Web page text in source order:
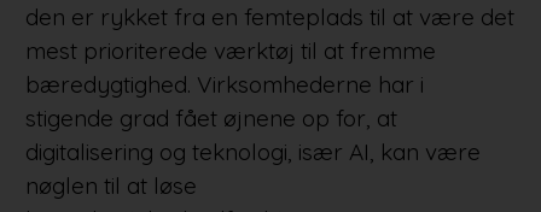
den er rykket fra en femteplads til at være det
mest prioriterede værktøj til at fremme
bæredygtighed. Virksomhederne har i
stigende grad fået øjnene op for, at
digitalisering og teknologi, især AI, kan være
nøglen til at løse